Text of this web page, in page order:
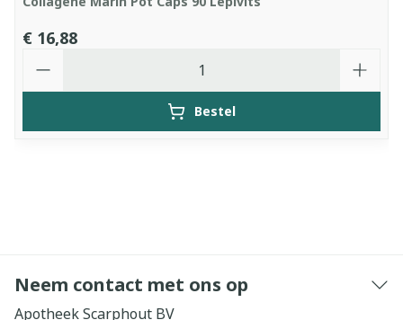
€ 16,88
Bestel
Neem contact met ons op
Apotheek Scarphout BV